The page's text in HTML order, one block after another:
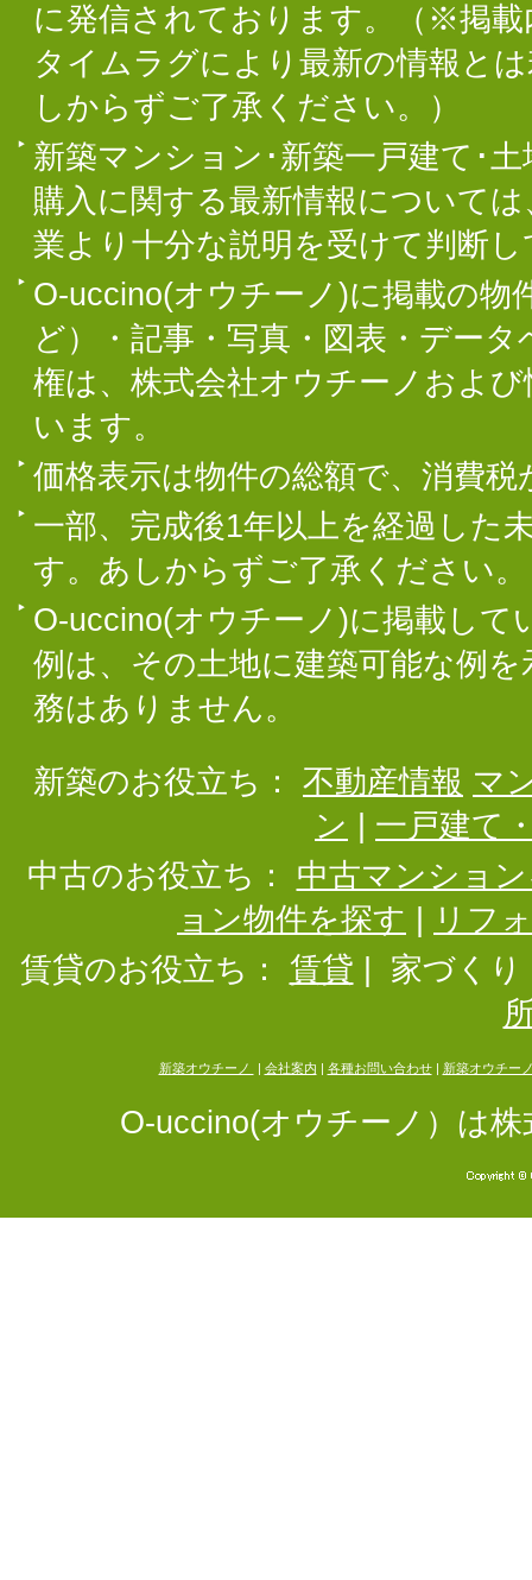
に発信されております。（※掲
タイムラグにより最新の情報と
しからずご了承ください。）
新築マンション･新築一戸建て･
購入に関する最新情報について
業より十分な説明を受けて判断
O-uccino(オウチーノ)に掲載の物
ど）・記事・写真・図表・デー
権は、株式会社オウチーノおよ
います。
価格表示は物件の総額で、消費
一部、完成後1年以上を経過した
す。あしからずご了承ください。
O-uccino(オウチーノ)に掲載して
例は、その土地に建築可能な例
務はありません。
新築のお役立ち： 不動産情報 マ
ン
一戸建て
中古のお役立ち：
中古マンショ
ョン物件を探す
リフ
賃貸のお役立ち：
賃貸
家づくり
新築オウチーノ 会社案内 各種お問い合わせ| 新築オウチー
O-uccino(オウチーノ）は